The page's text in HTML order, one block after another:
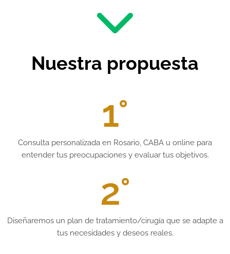
Nuestra propuesta
1°
Consulta personalizada en Rosario, CABA u online para
entender tus preocupaciones y evaluar tus objetivos.
2°
Diseñaremos un plan de tratamiento/cirugía que se adapte a
tus necesidades y deseos reales.